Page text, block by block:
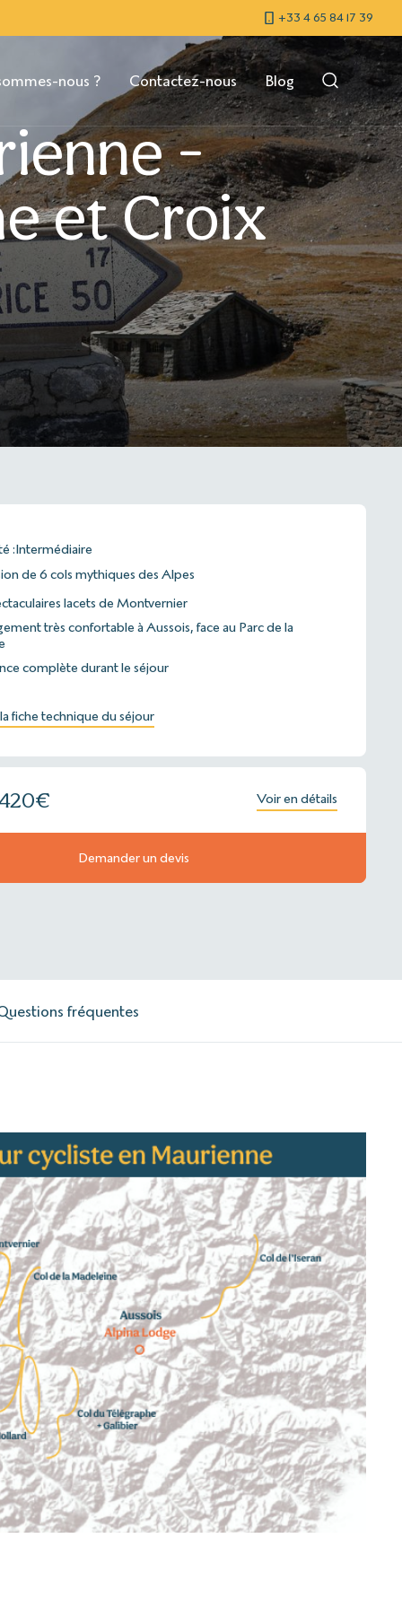
+33 4 65 84 17 39
nous ? Contactez-nous Blog
-
et Croix
:Intermédiaire
de 6 cols mythiques des Alpes
lacets de Montvernier
très confortable à Aussois, face au Parc de la
complète durant le séjour
fiche technique du séjour
€ Voir en détails
Demander un devis
fréquentes